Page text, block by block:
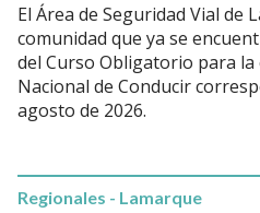
El Área de Seguridad Vial de
comunidad que ya se
del Curso Obligatorio para la
Nacional de Conducir
agosto de 2026.
Regionales - Lamarque